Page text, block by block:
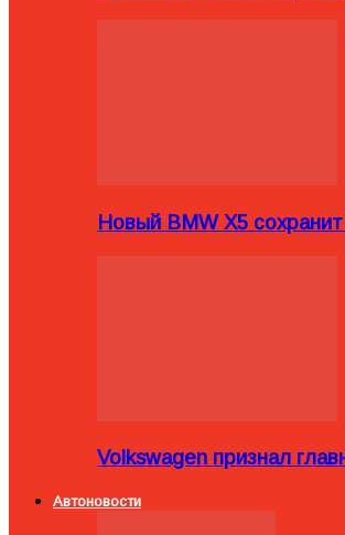
Новый BMW X5
Volkswagen признал
Автоновости